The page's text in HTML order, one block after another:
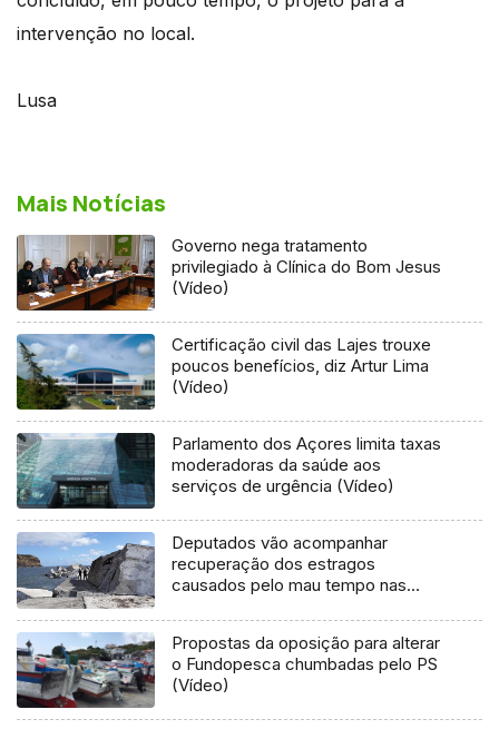
intervenção no local.
Lusa
Mais Notícias
Governo nega tratamento
privilegiado à Clínica do Bom Jesus
(Vídeo)
Certificação civil das Lajes trouxe
poucos benefícios, diz Artur Lima
(Vídeo)
Parlamento dos Açores limita taxas
moderadoras da saúde aos
serviços de urgência (Vídeo)
Deputados vão acompanhar
recuperação dos estragos
causados pelo mau tempo nas
Propostas da oposição para alterar
o Fundopesca chumbadas pelo PS
(Vídeo)